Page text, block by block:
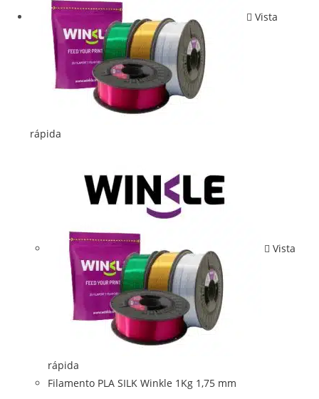
Vista
rápida
Vista
rápida
Filamento PLA SILK Winkle 1Kg 1,75 mm